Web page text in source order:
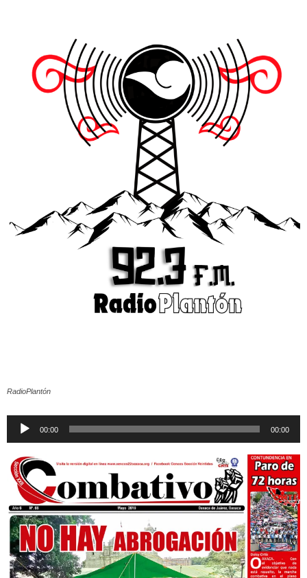
RadioPlantón
Reproductor
00:00 00:00